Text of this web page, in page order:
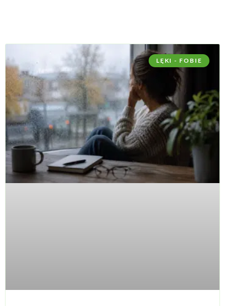
LĘKI - FOBIE